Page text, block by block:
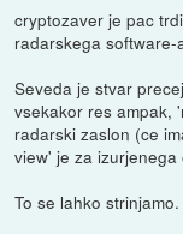
cryptozaver je pac
radarskega software-
Seveda je stvar
vsekakor res ampak,
radarski zaslon (ce
view' je za
To se lahko strinjamo.